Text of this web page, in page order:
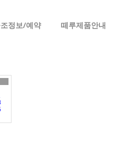
정보/예약 떼루제품안내